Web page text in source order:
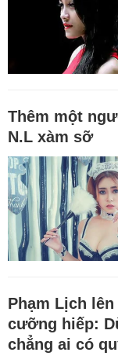
Thêm một
N.L xàm sỡ
Phạm Lịch
cưỡng hiếp:
chẳng ai có